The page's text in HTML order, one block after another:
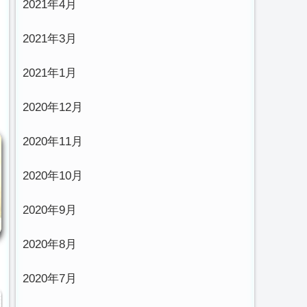
2021年4月
2021年3月
2021年1月
2020年12月
2020年11月
2020年10月
2020年9月
2020年8月
2020年7月